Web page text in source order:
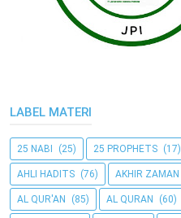
LABEL MATERI
25 NABI (25) 25 PROPHETS (17)
AHLI HADITS (76) AKHIR ZAMAN
AL QUR'AN (85) AL QURAN (60)